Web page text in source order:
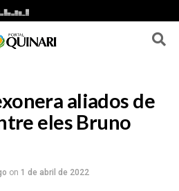
aliados de
eles Bruno
on 1 de abril de 2022